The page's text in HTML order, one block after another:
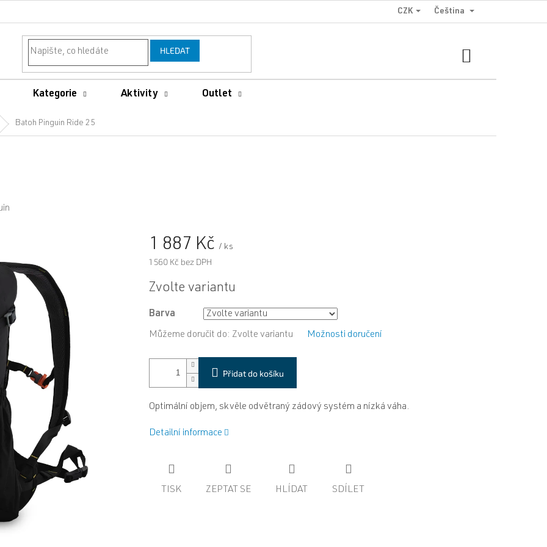
CZK Čeština
HLEDAT
Kategorie Aktivity Outlet
Batoh Pinguin Ride 25
1 887 Kč / ks
1 560 Kč bez DPH
Měrná
Zvolte variantu
Barva
Můžeme doručit do: Zvolte variantu Možnosti doručení
Přidat do košíku
Optimální objem, skvěle odvětraný zádový systém a nízká váha.
Detailní informace
TISK ZEPTAT SE HLÍDAT SDÍLET